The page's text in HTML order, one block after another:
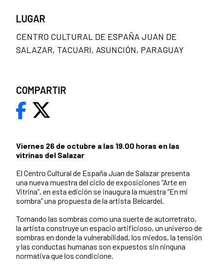
Viernes 26 de octubre a las 19.00 horas en las
vitrinas del Salazar
El Centro Cultural de España Juan de Salazar presenta
una nueva muestra del ciclo de exposiciones “Arte en
Vitrina”, en esta edición se inaugura la muestra “En mi
sombra” una propuesta de la artista Belcardel.
Tomando las sombras como una suerte de autorretrato,
la artista construye un espacio artificioso, un universo de
sombras en donde la vulnerabilidad, los miedos, la tensión
y las conductas humanas son expuestos sin ninguna
normativa que los condicione.
LUGAR
CENTRO CULTURAL DE ESPAÑA JUAN DE
SALAZAR, TACUARI, ASUNCIÓN, PARAGUAY
COMPARTIR